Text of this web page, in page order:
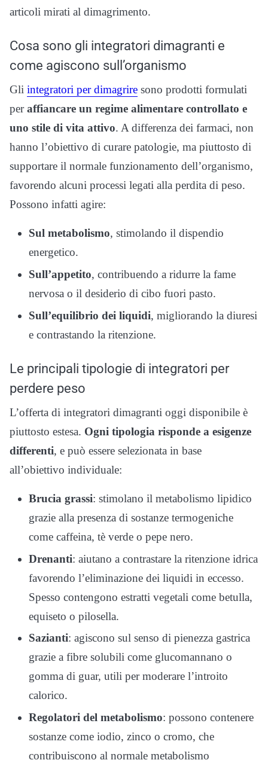
articoli mirati al dimagrimento.
Cosa sono gli integratori dimagranti e
come agiscono sull’organismo
Gli integratori per dimagrire sono prodotti formulati
peraffiancare un regime alimentare controllato e
uno stile di vita attivo. A differenza dei farmaci, non
hanno l’obiettivo di curare patologie, ma piuttosto di
supportare il normale funzionamento dell’organismo,
favorendo alcuni processi legati alla perdita di peso.
Possono infatti agire:
Sul metabolismo, stimolando il dispendio
energetico.
Sull’appetito, contribuendo a ridurre la fame
nervosa o il desiderio di cibo fuori pasto.
Sull’equilibrio dei liquidi, migliorando la diuresi
e contrastando la ritenzione.
Le principali tipologie di integratori per
perdere peso
L’offerta di integratori dimagranti oggi disponibile è
piuttosto estesa. Ogni tipologia risponde a esigenze
differenti, e può essere selezionata in base
all’obiettivo individuale:
Brucia grassi: stimolano il metabolismo lipidico
grazie alla presenza di sostanze termogeniche
come caffeina, tè verde o pepe nero.
Drenanti: aiutano a contrastare la ritenzione idrica
favorendo l’eliminazione dei liquidi in eccesso.
Spesso contengono estratti vegetali come betulla,
equiseto o pilosella.
Sazianti: agiscono sul senso di pienezza gastrica
grazie a fibre solubili come glucomannano o
gomma di guar, utili per moderare l’introito
calorico.
Regolatori del metabolismo: possono contenere
sostanze come iodio, zinco o cromo, che
contribuiscono al normale metabolismo